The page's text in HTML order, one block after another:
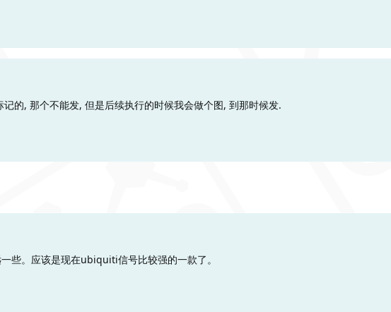
的, 那个不能发, 但是后续执行的时候我会做个图, 到那时候发.
些。应该是现在ubiquiti信号比较强的一款了。